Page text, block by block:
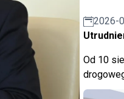
2026-
Od 10